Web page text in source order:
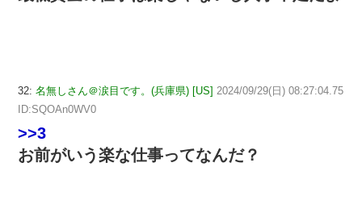
32: 名無しさん＠涙目です。(兵庫県) [US] 2024/09/29(日) 08:27:04.75
ID:SQOAn0WV0
>>3
お前がいう楽な仕事ってなんだ？